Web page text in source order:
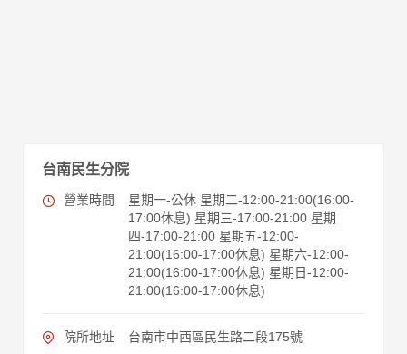
台南民生分院
營業時間
星期一-公休 星期二-12:00-21:00(16:00-
17:00休息) 星期三-17:00-21:00 星期
四-17:00-21:00 星期五-12:00-
21:00(16:00-17:00休息) 星期六-12:00-
21:00(16:00-17:00休息) 星期日-12:00-
21:00(16:00-17:00休息)
院所地址 台南市中西區民生路二段175號